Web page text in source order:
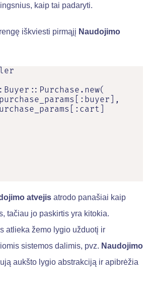
kaip tai padaryti.
iškviesti pirmąjį Naudojimo
atvejis atrodo panašiai kaip
tačiau jo paskirtis yra kitokia.
atlieka žemo lygio užduotį ir
sistemos dalimis, pvz. Naudojimo
aukšto lygio abstrakciją ir apibrėžia